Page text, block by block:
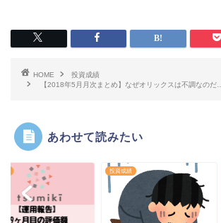
HOME
投資成績
【2018年5月月次まとめ】なぜオリックスは不調なのだ…
あわせて読みたい
投資成績